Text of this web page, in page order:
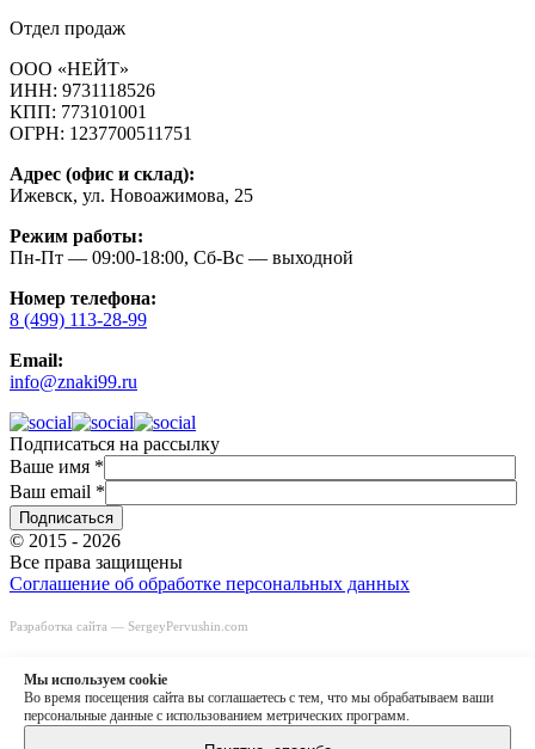
Отдел продаж
ООО «НЕЙТ»
ИНН: 9731118526
КПП: 773101001
ОГРН: 1237700511751
Адрес (офис и склад):
Ижевск, ул. Новоажимова, 25
Режим работы:
Пн-Пт — 09:00-18:00, Сб-Вс — выходной
Номер телефона:
8 (499) 113-28-99
Email:
info@znaki99.ru
Подписаться на рассылку
Ваше имя *
Ваш email *
© 2015 - 2026
Все права защищены
Соглашение об обработке персональных данных
Разработка сайта — SergeyPervushin.com
Мы используем сookie
Во время посещения сайта вы соглашаетесь с тем, что мы обрабатываем ваши
персональные данные с использованием метрических программ.
8 (499) 113-28-99
info@znaki99.ru